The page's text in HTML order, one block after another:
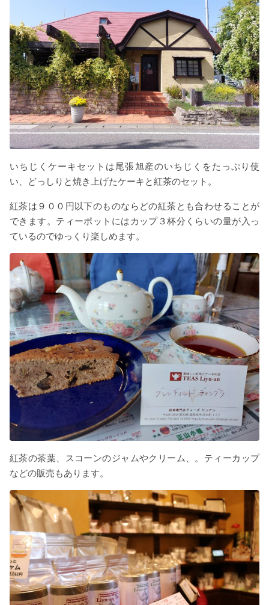
いちじくケーキセットは尾張旭産のいちじくをたっぷり使
い、どっしりと焼き上げたケーキと紅茶のセット。
紅茶は９００円以下のものならどの紅茶とも合わせることが
できます。ティーポットにはカップ３杯分くらいの量が入っ
ているのでゆっくり楽しめます。
紅茶の茶葉、スコーンのジャムやクリーム、。ティーカップ
などの販売もあります。